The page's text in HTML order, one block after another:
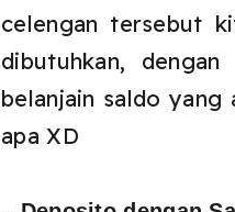
celengan tersebut
dibutuhkan,
belanjain saldo
apa XD